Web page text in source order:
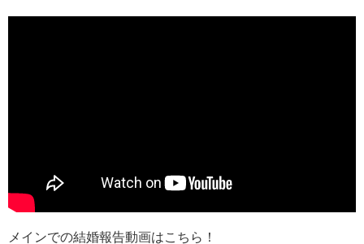
メインでの結婚報告動画はこちら！